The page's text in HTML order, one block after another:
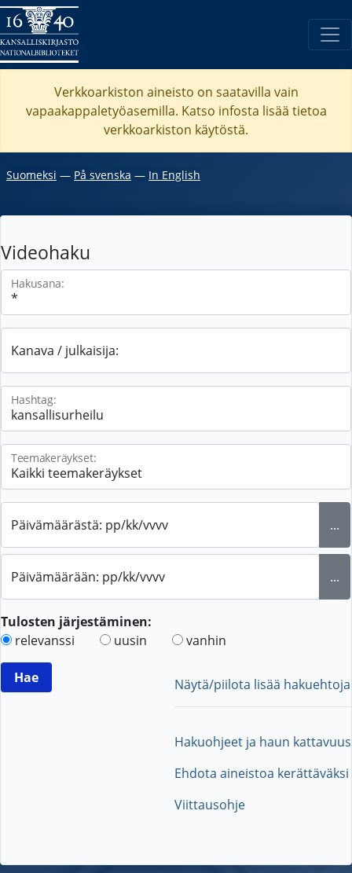
Verkkoarkiston aineisto on saatavilla vain
vapaakappaletyöasemilla. Katso infosta lisää tietoa
verkkoarkiston käytöstä.
Suomeksi ― På svenska ― In English
Videohaku
Hakusana:
Kanava / julkaisija:
Hashtag:
Teemakeräykset:
Päivämäärästä: pp/kk/vvvv ...
Päivämäärään: pp/kk/vvvv ...
Tulosten järjestäminen:
relevanssi
uusin vanhin
Näytä/piilota lisää hakuehtoja
Hakuohjeet ja haun kattavuus
Ehdota aineistoa kerättäväksi
Viittausohje